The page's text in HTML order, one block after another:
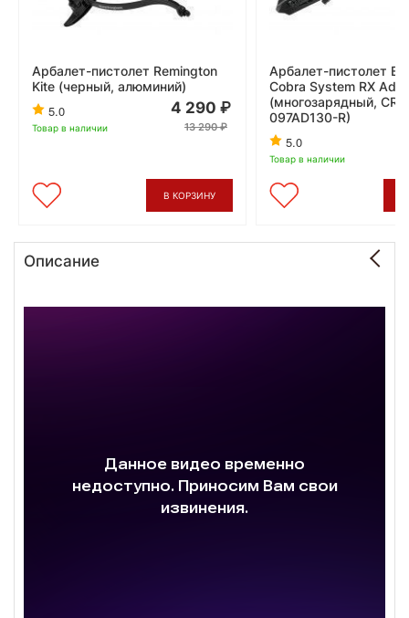
Арбалет-пистолет Remington
Kite (черный, алюминий)
5.0
Товар в наличии
4 290
13 290
В КОРЗИНУ
Арбалет-пистолет
Cobra System RX
(многозарядный, CR-
097AD130-R)
5.0
Товар в наличии
Описание